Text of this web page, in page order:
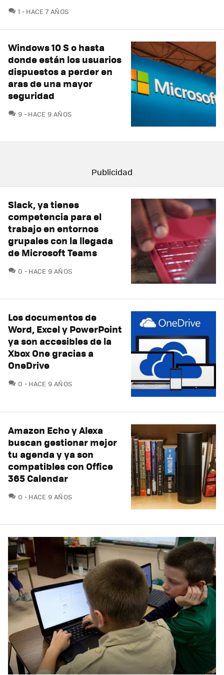
1 COMENTARIOS
HACE 7 AÑOS
Windows 10 S o hasta
donde están los usuarios
dispuestos a perder en
aras de una mayor
seguridad
9 COMENTARIOS
HACE 9 AÑOS
Slack, ya tienes
competencia para el
trabajo en entornos
grupales con la llegada
de Microsoft Teams
0 COMENTARIOS
HACE 9 AÑOS
Los documentos de
Word, Excel y PowerPoint
ya son accesibles de la
Xbox One gracias a
OneDrive
0 COMENTARIOS
HACE 9 AÑOS
Amazon Echo y Alexa
buscan gestionar mejor
tu agenda y ya son
compatibles con Office
365 Calendar
0 COMENTARIOS
HACE 9 AÑOS